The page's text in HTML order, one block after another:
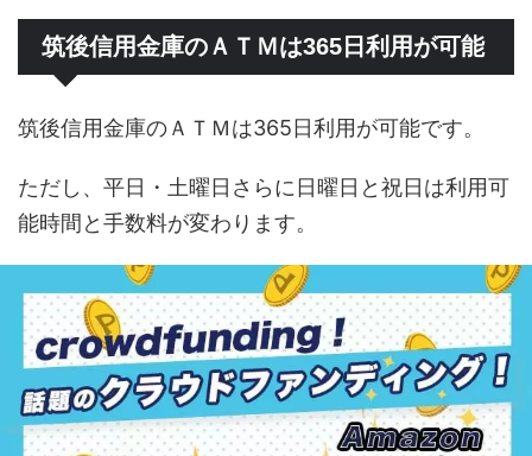
筑後信用金庫のＡＴＭは365日利用が可能
筑後信用金庫のＡＴＭは365日利用が可能です。
ただし、平日・土曜日さらに日曜日と祝日は利用可
能時間と手数料が変わります。